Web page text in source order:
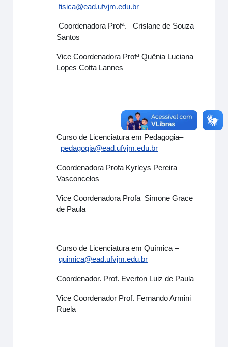
fisica@ead.ufvjm.edu.br
Coordenadora Profª. Crislane de Souza
Santos
Vice Coordenadora Profª Quênia Luciana
Lopes Cotta Lannes
Curso de Licenciatura em Pedagogia–
pedagogia@ead.ufvjm.edu.br
Coordenadora Profa Kyrleys Pereira
Vasconcelos
Vice Coordenadora Profa Simone Grace
de Paula
Curso de Licenciatura em Química –
quimica@ead.ufvjm.edu.br
Coordenador. Prof. Everton Luiz de Paula
Vice Coordenador Prof. Fernando Armini
Ruela